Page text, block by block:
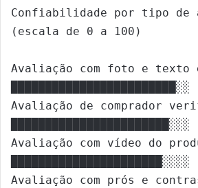
Confiabilidade por tipo de
(escala de 0 a 100)
Avaliação com foto e texto
████████████████████████░░
Avaliação de comprador
███████████████████████░░░
Avaliação com vídeo do
██████████████████████░░░░
Avaliação com prós e